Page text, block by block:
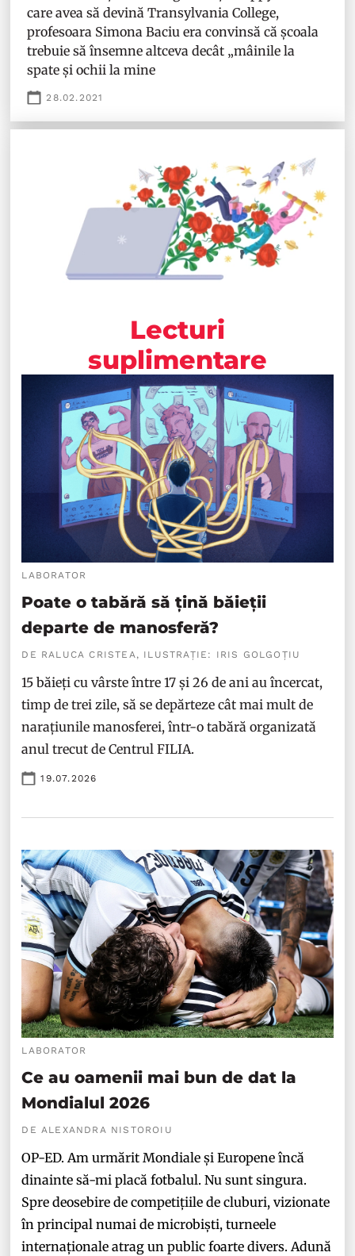
care avea să devină Transylvania College,
profesoara Simona Baciu era convinsă că școala
trebuie să însemne altceva decât „mâinile la
spate și ochii la mine
28.02.2021
Lecturi
suplimentare
LABORATOR
Poate o tabără să țină băieții
departe de manosferă?
DE RALUCA CRISTEA, ILUSTRAȚIE: IRIS GOLGOȚIU
15 băieți cu vârste între 17 și 26 de ani au încercat,
timp de trei zile, să se depărteze cât mai mult de
narațiunile manosferei, într-o tabără organizată
anul trecut de Centrul FILIA.
19.07.2026
LABORATOR
Ce au oamenii mai bun de dat la
Mondialul 2026
DE ALEXANDRA NISTOROIU
OP-ED. Am urmărit Mondiale și Europene încă
dinainte să-mi placă fotbalul. Nu sunt singura.
Spre deosebire de competițiile de cluburi, vizionate
în principal numai de microbiști, turneele
internaționale atrag un public foarte divers. Adună